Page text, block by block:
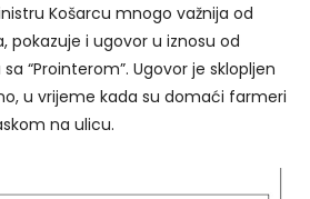
Košarcu mnogo važnija od
pokazuje i ugovor u iznosu od
“Prointerom”. Ugovor je sklopljen
u vrijeme kada su domaći farmeri
na ulicu.